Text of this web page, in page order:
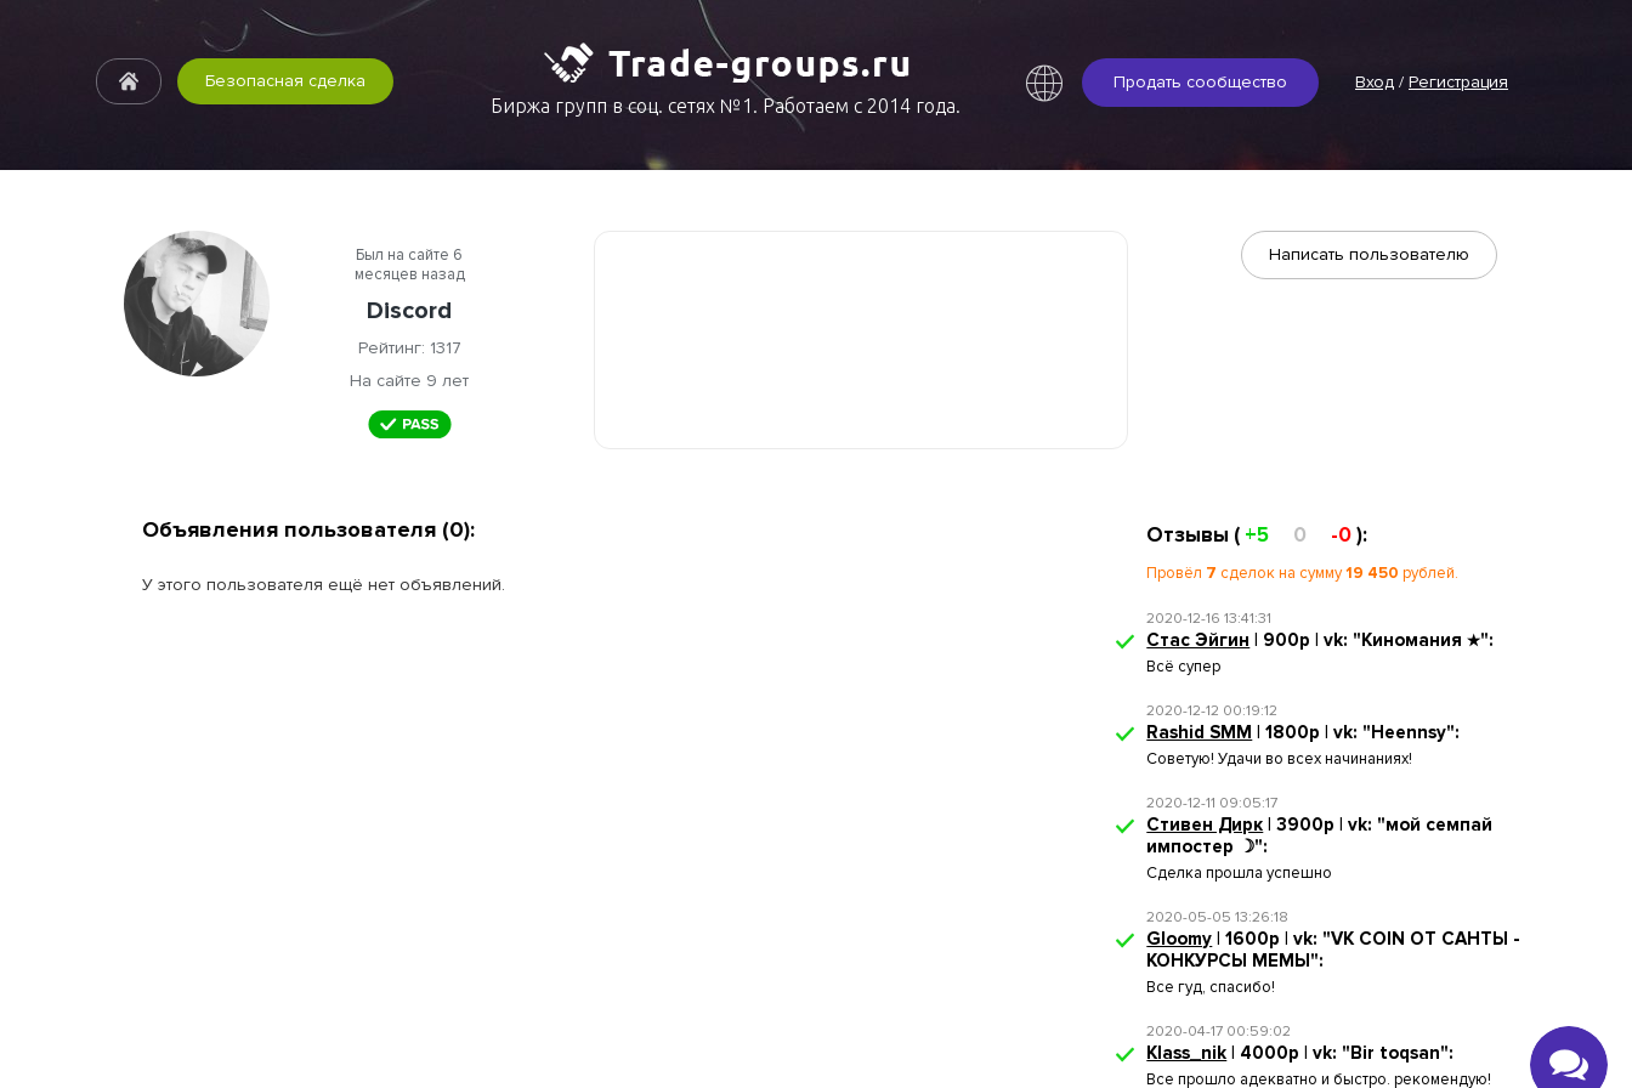
Продать сообщество Вход / Регистрация
Безопасная сделка
Биржа групп в соц. сетях №1. Работаем с 2014 года.
Был на сайте 6
месяцев назад
Discord
Рейтинг: 1317
На сайте 9 лет
Написать пользователю
Объявления пользователя (0):
У этого пользователя ещё нет объявлений.
Отзывы ( +5 0 -0):
Провёл 7 сделок на сумму19 450 рублей.
2020-12-16 13:41:31
Стас Эйгин | 900р | vk: "Киномания ★":
Всё супер
2020-12-12 00:19:12
Rashid SMM | 1800р | vk: "Heennsy":
Советую! Удачи во всех начинаниях!
2020-12-11 09:05:17
Стивен Дирк | 3900р | vk: "мой семпай
импостер ☽":
Cделка прошла успешно
2020-05-05 13:26:18
Gloomy | 1600р | vk: "VK COIN ОТ САНТЫ -
КОНКУРСЫ МЕМЫ":
Все гуд, спасибо!
2020-04-17 00:59:02
Klass_nik | 4000р | vk: "Bir toqsan":
Все прошло адекватно и быстро. рекомендую!